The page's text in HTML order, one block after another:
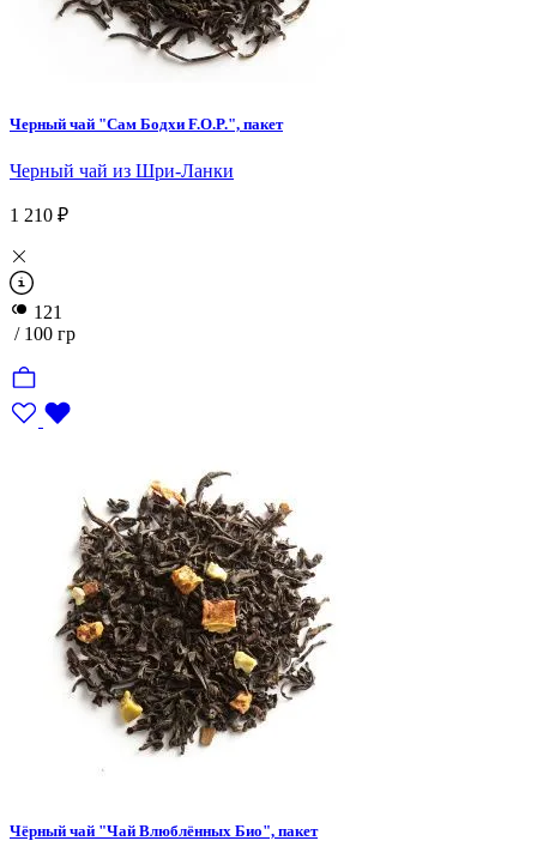
Черный чай "Сам Бодхи F.O.P.", пакет
Черный чай из Шри-Ланки
1 210 ₽
121
/ 100 гр
Чёрный чай "Чай Влюблённых Био", пакет